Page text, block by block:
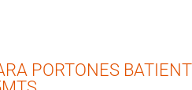
PORTONES